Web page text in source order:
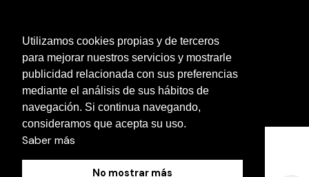
Utilizamos cookies propias y de terceros
para mejorar nuestros servicios y mostrarle
publicidad relacionada con sus preferencias
mediante el análisis de sus hábitos de
navegación. Si continua navegando,
consideramos que acepta su uso.
Saber más
No mostrar más
Política de Cookies
Aviso Legal
Política de Privacidad